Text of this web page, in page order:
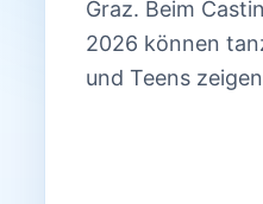
Graz. Beim
2026 können
und Teens